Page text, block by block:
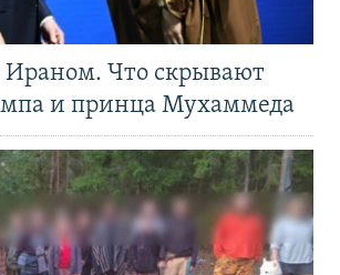
Что скрывают
и принца Мухаммеда